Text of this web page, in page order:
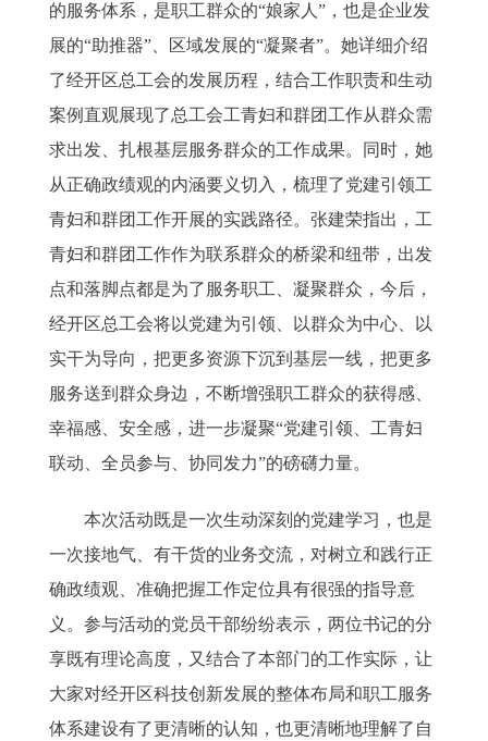
的服务体系，是职工群众的“娘家人”，也是企业发
展的“助推器”、区域发展的“凝聚者”。她详细介绍
了经开区总工会的发展历程，结合工作职责和生动
案例直观展现了总工会工青妇和群团工作从群众需
求出发、扎根基层服务群众的工作成果。同时，她
从正确政绩观的内涵要义切入，梳理了党建引领工
青妇和群团工作开展的实践路径。张建荣指出，工
青妇和群团工作作为联系群众的桥梁和纽带，出发
点和落脚点都是为了服务职工、凝聚群众，今后，
经开区总工会将以党建为引领、以群众为中心、以
实干为导向，把更多资源下沉到基层一线，把更多
服务送到群众身边，不断增强职工群众的获得感、
幸福感、安全感，进一步凝聚“党建引领、工青妇
联动、全员参与、协同发力”的磅礴力量。
本次活动既是一次生动深刻的党建学习，也是
一次接地气、有干货的业务交流，对树立和践行正
确政绩观、准确把握工作定位具有很强的指导意
义。参与活动的党员干部纷纷表示，两位书记的分
享既有理论高度，又结合了本部门的工作实际，让
大家对经开区科技创新发展的整体布局和职工服务
体系建设有了更清晰的认知，也更清晰地理解了自